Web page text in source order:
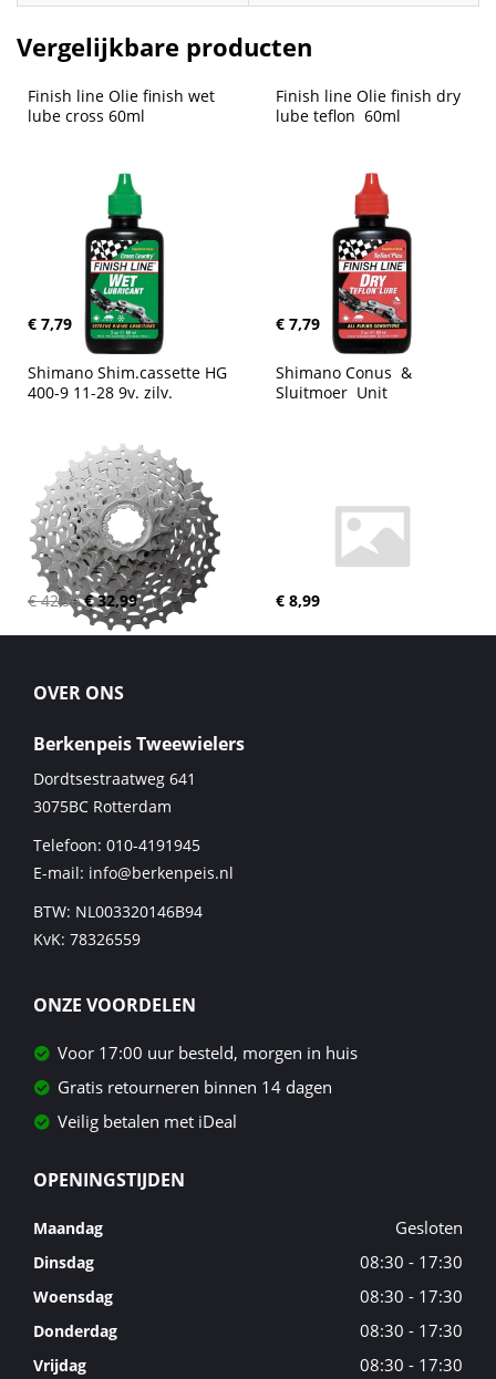
Vergelijkbare producten
Finish line Olie finish wet
lube cross 60ml
€ 7,79
Finish line Olie finish dry
lube teflon  60ml
€ 7,79
Shimano Shim.cassette HG
400-9 11-28 9v. zilv.
€ 42,90 € 32,99
Shimano Conus  &
Sluitmoer  Unit
€ 8,99
OVER ONS
Berkenpeis Tweewielers
Dordtsestraatweg 641
3075BC Rotterdam
Telefoon: 010-4191945
E-mail: info@berkenpeis.nl
BTW: NL003320146B94
KvK: 78326559
ONZE VOORDELEN
Voor 17:00 uur besteld, morgen in huis
Gratis retourneren binnen 14 dagen
Veilig betalen met iDeal
OPENINGSTIJDEN
Maandag Gesloten
Dinsdag 08:30 - 17:30
Woensdag 08:30 - 17:30
Donderdag 08:30 - 17:30
Vrijdag 08:30 - 17:30